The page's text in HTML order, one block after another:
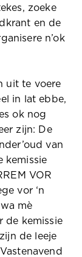
zoeke
en de
n’ok
uit te voere
in lat ebbe,
ok nog
zijn: De
van
kemissie
VOR
vor ‘n
mè
de kemissie
de leeje